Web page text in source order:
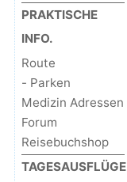
PRAKTISCHE
INFO.
Route
- Parken
Medizin Adressen
Forum
Reisebuchshop
TAGESAUSFLÜGE